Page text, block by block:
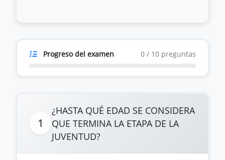
Progreso del examen 0 / 10 preguntas
1
¿HASTA QUÉ EDAD SE CONSIDERA
QUE TERMINA LA ETAPA DE LA
JUVENTUD?